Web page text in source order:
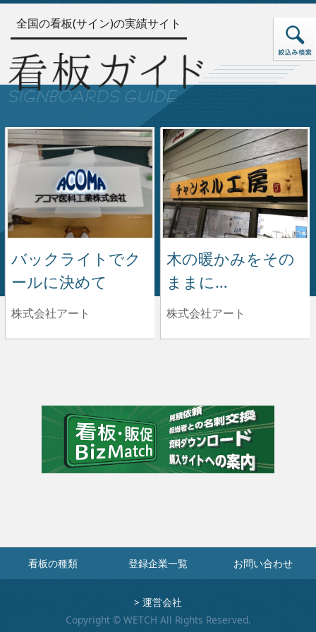
全国の看板(サイン)の実績サイト
バックライトでク
ールに決めて
株式会社アート
木の暖かみをその
ままに…
株式会社アート
看板の種類 登録企業一覧 お問い合わせ
> 運営会社
Copyright © WETCH All Rights Reserved.